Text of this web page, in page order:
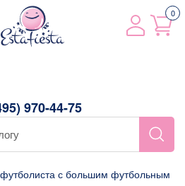
970-44-75
0
с большим футбольным